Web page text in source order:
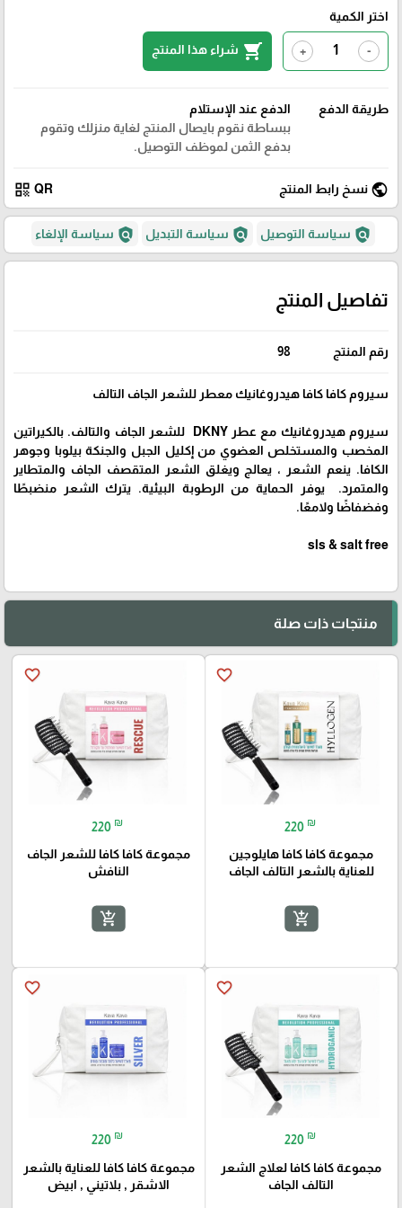
اختر الكمية
-
+
shopping_cart شراء هذا المنتج
طريقة الدفع
الدفع عند الإستلام
ببساطة نقوم بايصال المنتج لغاية منزلك وتقوم
بدفع الثمن لموظف التوصيل.
public نسخ رابط المنتج QR
qr_code
policy سياسة التوصيل policy سياسة التبديل policy سياسة الإلغاء
تفاصيل المنتج
رقم المنتج 98
سيروم كافا كافا هيدروغانيك معطر للشعر الجاف التالف
سيروم هيدروغانيك مع عطر DKNY للشعر الجاف والتالف. بالكيراتين
المخصب والمستخلص العضوي من إكليل الجبل والجنكة بيلوبا وجوهر
الكافا. ينعم الشعر ، يعالج ويغلق الشعر المتقصف الجاف والمتطاير
والمتمرد. يوفر الحماية من الرطوبة البيئية. يترك الشعر منضبطًا
وفضفاضًا ولامعًا.
sls & salt free
منتجات ذات صلة
favorite_border
220 ₪
مجموعة كافا كافا هايلوجين
للعناية بالشعر التالف الجاف
add_shopping_cart
favorite_border
220 ₪
مجموعة كافا كافا للشعر الجاف
النافش
add_shopping_cart
favorite_border
220 ₪
مجموعة كافا كافا لعلاج الشعر
التالف الجاف
favorite_border
220 ₪
مجموعة كافا كافا للعناية بالشعر
الاشقر , بلاتيني , ابيض